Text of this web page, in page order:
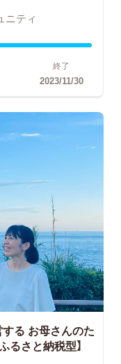
ニティ
終了
2023/11/30
る お母さんのた
るさと納税型】